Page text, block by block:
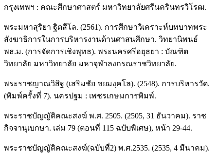
กรุงเทพฯ : คณะศึกษาศาสตร์ มหาวิทยาลัยศรีนครินทรวิโรฒ.
พระมหาสุริยา ฐิตสีโล. (2561). การศึกษาวิเคราะห์บทบาทพระ
สังฆาธิการในการบริหารงานด้านศาสนศึกษา. วิทยานิพนธ์
พธ.ม. (การจัดการเชิงพุทธ). พระนครศรีอยุธยา : บัณฑิต
วิทยาลัย มหาวิทยาลัย มหาจุฬาลงกรณราชวิทยาลัย.
พระราชญาณวิสิฐ (เสริมชัย ชยมงฺคโล). (2548). การบริหารวัด.
(พิมพ์ครั้งที่ 7). นครปฐม : เพชรเกษมการพิมพ์.
พระราชบัญญัติคณะสงฆ์ พ.ศ. 2505. (2505, 31 ธันวาคม). ราช
กิจจานุเบกษา. เล่ม 79 (ตอนที่ 115 ฉบับพิเศษ), หน้า 29-44.
พระราชบัญญัติคณะสงฆ์(ฉบับที่2) พ.ศ.2535. (2535, 4 มีนาคม).